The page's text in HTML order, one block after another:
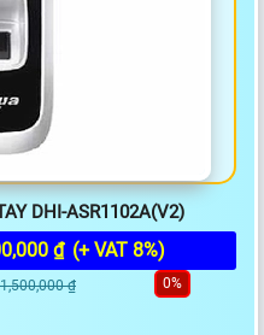
DHI-ASR1102A(V2)
₫ (+ VAT 8%)
₫ 0%